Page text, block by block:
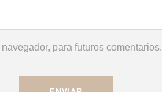
para futuros comentarios.